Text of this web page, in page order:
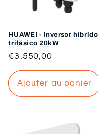
HUAWEI - Inversor híbrido
trifásico 20kW
Prix
habituel
€3.550,00
Ajouter au panier